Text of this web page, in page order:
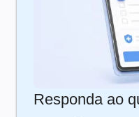
Responda ao